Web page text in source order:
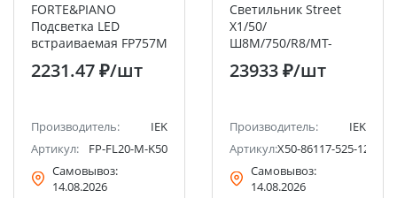
FORTE&PIANO
Подсветка LED
встраиваемая FP757M
металл никель IEK
2231.47 ₽/шт
Производитель:
IEK
Артикул:
FP-FL20-M-K50
Самовывоз:
14.08.2026
Светильник Street
X1/50/
Ш8M/750/R8/MT-
КМ/SKX-01/230AC IP66
2.0 LEDEL
23933 ₽/шт
Производитель:
IEK
Артикул:X50-86117-525-1281
Самовывоз:
14.08.2026